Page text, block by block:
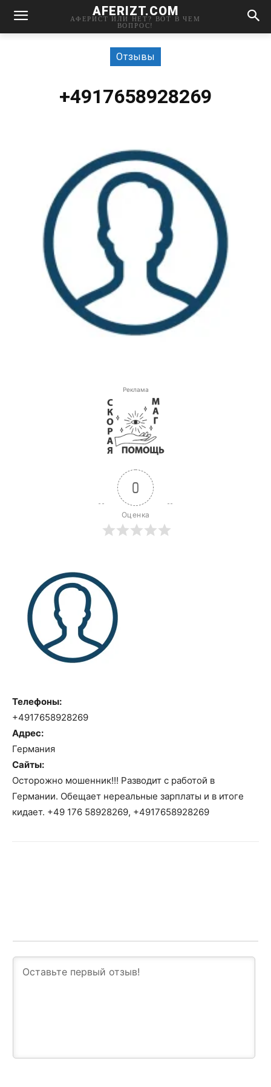
AFERIZT.COM
АФЕРИСТ ИЛИ НЕТ? ВОТ В ЧЕМ
ВОПРОС!
Отзывы
+4917658928269
Реклама
0
Оценка
Телефоны:
+4917658928269
Адрес:
Германия
Сайты:
Осторожно мошенник!!! Разводит с работой в
Германии. Обещает нереальные зарплаты и в итоге
кидает. +49 176 58928269, +4917658928269